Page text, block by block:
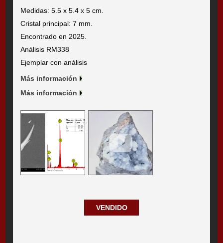
Medidas: 5.5 x 5.4 x 5 cm.
Cristal principal: 7 mm.
Encontrado en 2025.
Análisis RM338
Ejemplar con análisis
Más información
Más información
VENDIDO